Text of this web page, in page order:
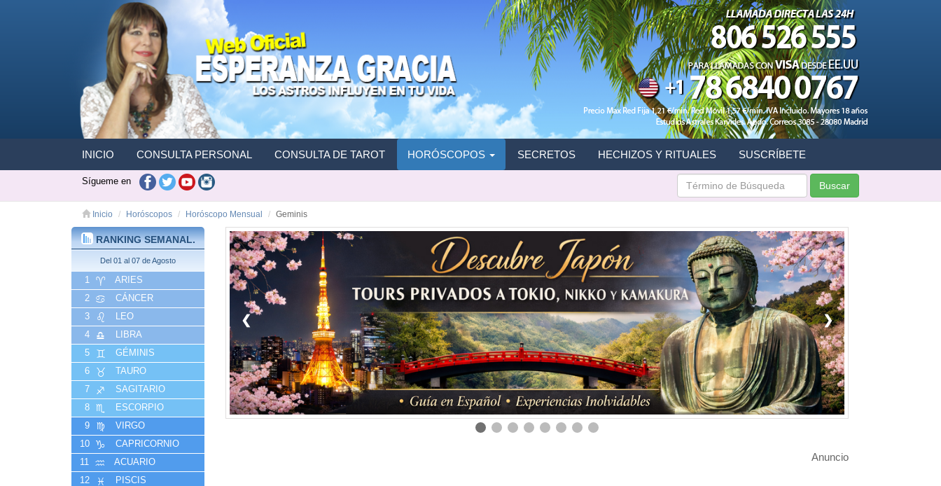
INICIO CONSULTA PERSONAL CONSULTA DE TAROT HORÓSCOPOS SECRETOS HECHIZOS Y RITUALES SUSCRÍBETE
Sígueme en Buscar
Inicio Horóscopos Horóscopo Mensual Geminis
RANKING SEMANAL.
Del 01 al 07 de Agosto
1
ARIES
2
CÁNCER
3
LEO
4
LIBRA
5
GÉMINIS
6
TAURO
7
SAGITARIO
8
ESCORPIO
9
VIRGO
10
CAPRICORNIO
11
ACUARIO
12
PISCIS
❮ ❯
Anuncio